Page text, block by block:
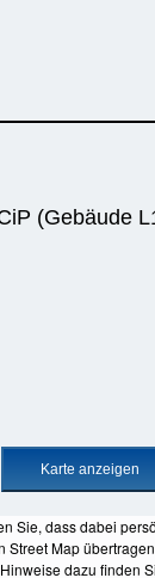
(Gebäude
Sie, dass dabei
Street Map
dazu finden